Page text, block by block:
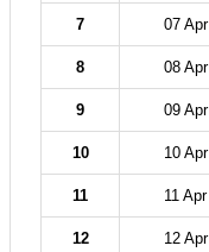
7 07 Apr
8 08 Apr
9 09 Apr
10 10 Apr
11 11 Apr
12 12 Apr